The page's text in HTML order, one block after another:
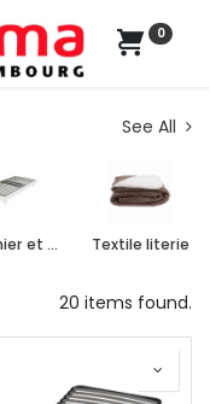
0
See All
Sommier et cadre à lattes Textile literie
20 items found.